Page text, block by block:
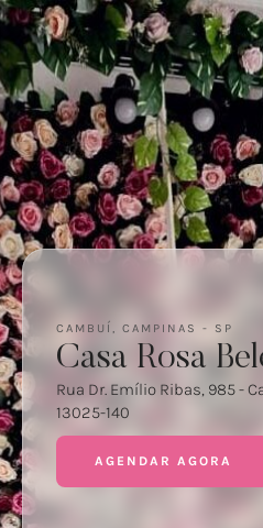
CAMBUÍ, CAMPINAS - SP
Casa Rosa
Rua Dr. Emílio Ribas, 985 -
13025-140
AGENDAR AGORA